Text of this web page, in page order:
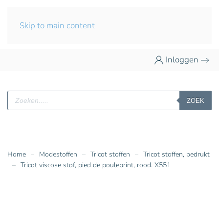
Skip to main content
Inloggen
Producten
zoeken
ZOEK
Home Modestoffen Tricot stoffen
Tricot stoffen, bedrukt
Tricot viscose stof, pied de pouleprint, rood. X551